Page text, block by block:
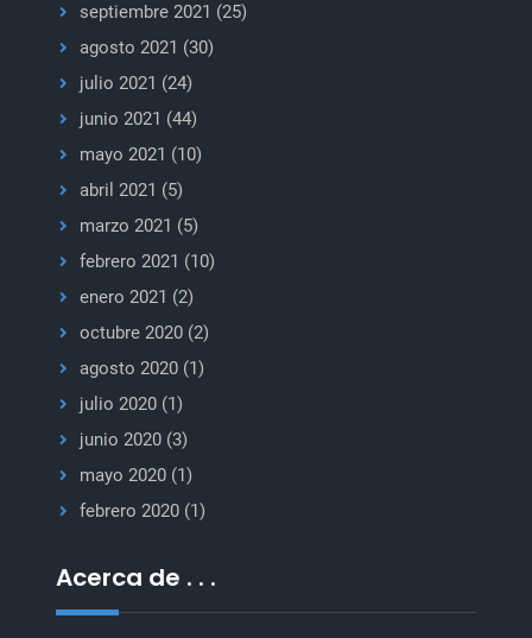
septiembre 2021 (25)
agosto 2021 (30)
julio 2021 (24)
junio 2021 (44)
mayo 2021 (10)
abril 2021 (5)
marzo 2021 (5)
febrero 2021 (10)
enero 2021 (2)
octubre 2020(2)
agosto 2020(1)
julio 2020(1)
junio 2020(3)
mayo 2020(1)
febrero 2020(1)
Acerca de . . .